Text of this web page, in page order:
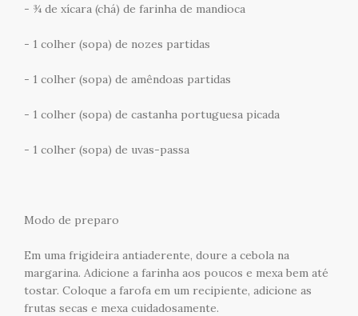
- ¾ de xícara (chá) de farinha de mandioca
- 1 colher (sopa) de nozes partidas
- 1 colher (sopa) de amêndoas partidas
- 1 colher (sopa) de castanha portuguesa picada
- 1 colher (sopa) de uvas-passa
Modo de preparo
Em uma frigideira antiaderente, doure a cebola na
margarina. Adicione a farinha aos poucos e mexa bem até
tostar. Coloque a farofa em um recipiente, adicione as
frutas secas e mexa cuidadosamente.